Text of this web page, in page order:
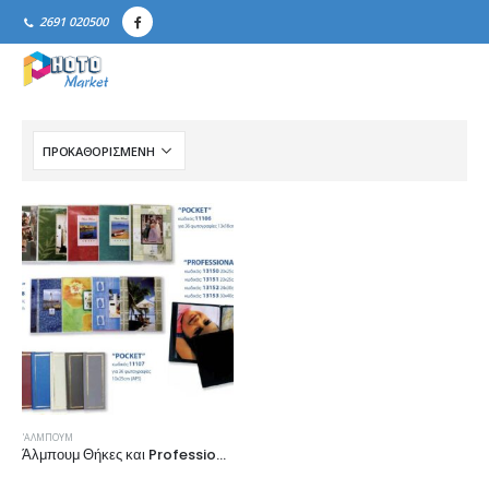
2691 020500
'ΑΛΜΠΟΥΜ
Άλμπουμ Θήκες και Professional Books